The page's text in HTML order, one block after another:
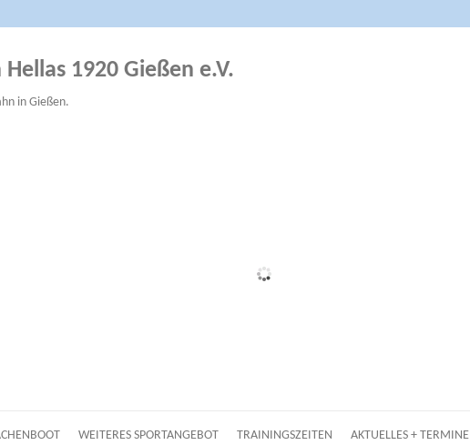
1920 Gießen e.V.
in Gießen.
WEITERES SPORTANGEBOT TRAININGSZEITEN AKTUELLES + TERMINE